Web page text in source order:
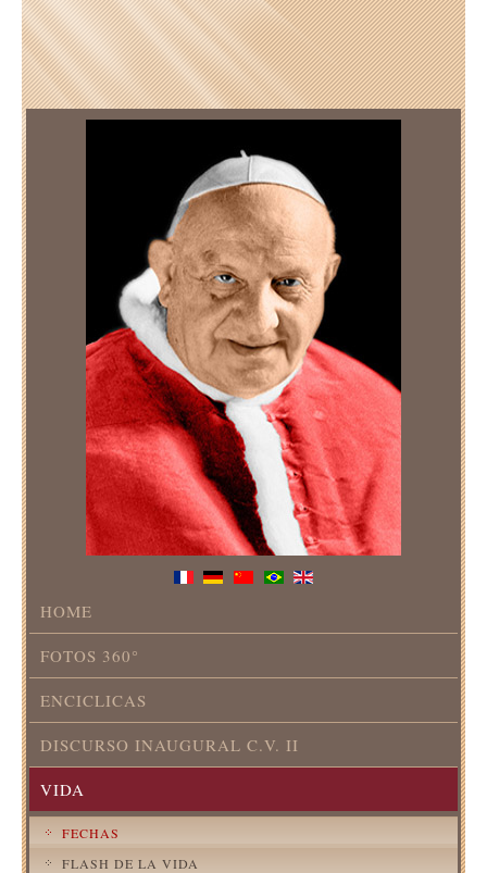
HOME
FOTOS 360°
ENCICLICAS
DISCURSO INAUGURAL C.V. II
VIDA
FECHAS
FLASH DE LA VIDA